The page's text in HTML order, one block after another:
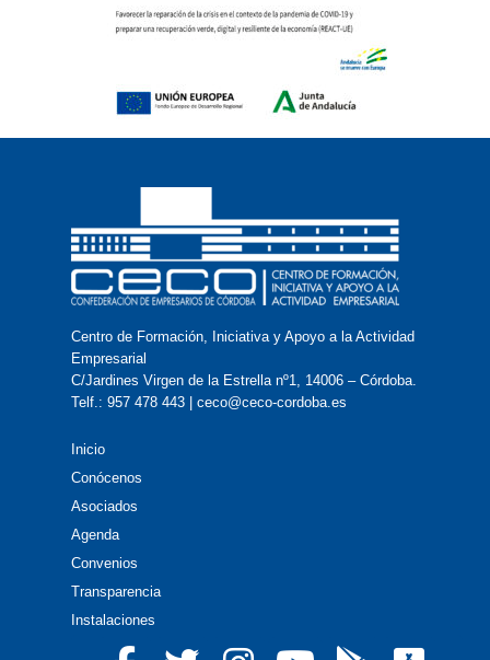
Centro de Formación, Iniciativa y Apoyo a la Actividad
Empresarial
C/Jardines Virgen de la Estrella nº1, 14006 – Córdoba.
Telf.: 957 478 443 | ceco@ceco-cordoba.es
Inicio
Conócenos
Asociados
Agenda
Convenios
Transparencia
Instalaciones